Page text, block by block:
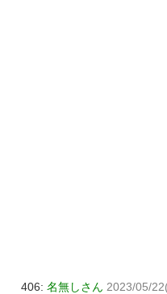
406: 名無しさん 2023/05/